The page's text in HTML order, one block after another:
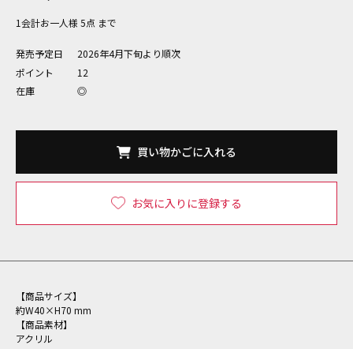
1会計お一人様 5点 まで
発売予定日
2026年4月下旬より順次
ポイント
12
在庫
◎
買い物かごに入れる
お気に入りに登録する
【商品サイズ】
約W40×H70 mm
【商品素材】
アクリル